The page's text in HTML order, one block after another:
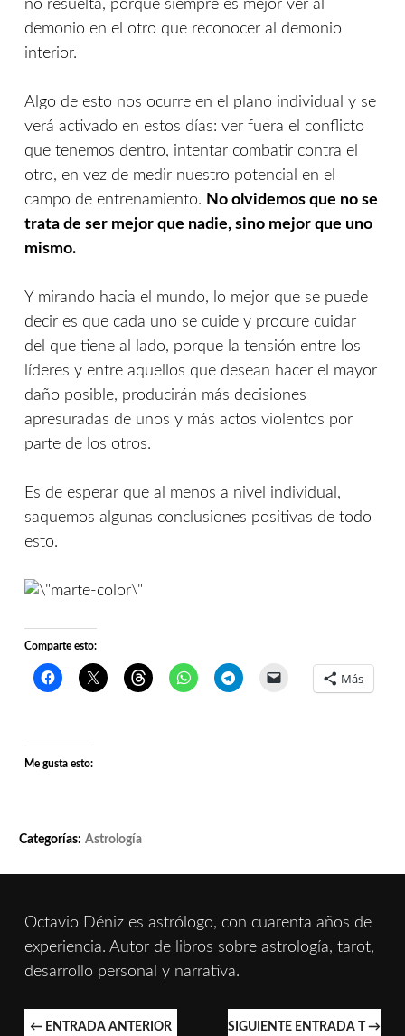
no resuelta, porque siempre es mejor ver al
demonio en el otro que reconocer al demonio
interior.
Algo de esto nos ocurre en el plano individual y se
verá activado en estos días: ver fuera el conflicto
que tenemos dentro, intentar combatir contra el
otro, en vez de medir nuestro potencial en el
campo de entrenamiento. No olvidemos que no se
trata de ser mejor que nadie, sino mejor que uno
mismo.
Y mirando hacia el mundo, lo mejor que se puede
decir es que cada uno se cuide y procure cuidar
del que tiene al lado, porque la tensión entre los
líderes y entre aquellos que desean hacer el mayor
daño posible, producirán más decisiones
apresuradas de unos y más actos violentos por
parte de los otros.
Es de esperar que al menos a nivel individual,
saquemos algunas conclusiones positivas de todo
esto.
Comparte esto:
Más
Me gusta esto:
Categorías: Astrología
Octavio Déniz es astrólogo, con cuarenta años de
experiencia. Autor de libros sobre astrología, tarot,
desarrollo personal y narrativa.
NAVEGACIÓN
← ENTRADA ANTERIOR SIGUIENTE ENTRADA T →